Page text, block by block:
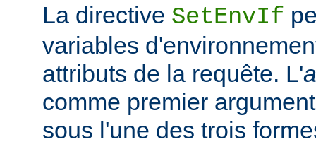
La directive SetEnvIf
variables
attributs de la requête. L'
comme premier
sous l'une des trois